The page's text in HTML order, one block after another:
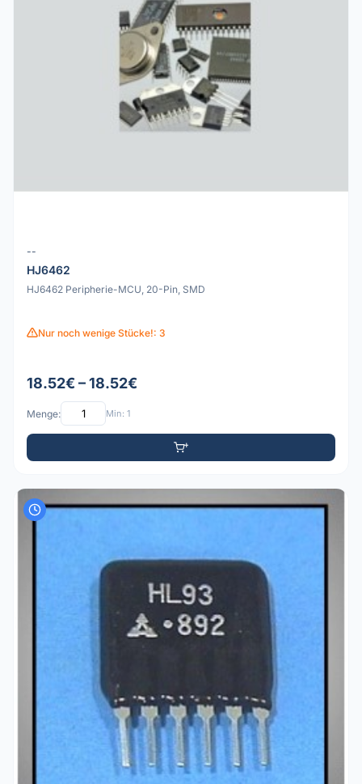
--
HJ6462
HJ6462 Peripherie-MCU, 20-Pin, SMD
Nur noch wenige Stücke!: 3
18.52€ – 18.52€
Menge: Min: 1